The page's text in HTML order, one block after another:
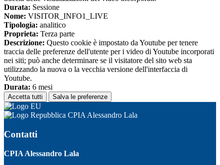
Durata: Sessione
Nome: VISITOR_INFO1_LIVE
Tipologia: analitico
Proprieta: Terza parte
Descrizione: Questo cookie è impostato da Youtube per tenere
traccia delle preferenze dell'utente per i video di Youtube incorporati
nei siti; può anche determinare se il visitatore del sito web sta
utilizzando la nuova o la vecchia versione dell'interfaccia di
Youtube.
Durata: 6 mesi
Accetta tutti Salva le preferenze
CPIA Alessandro Lala
Contatti
CPIA Alessandro Lala